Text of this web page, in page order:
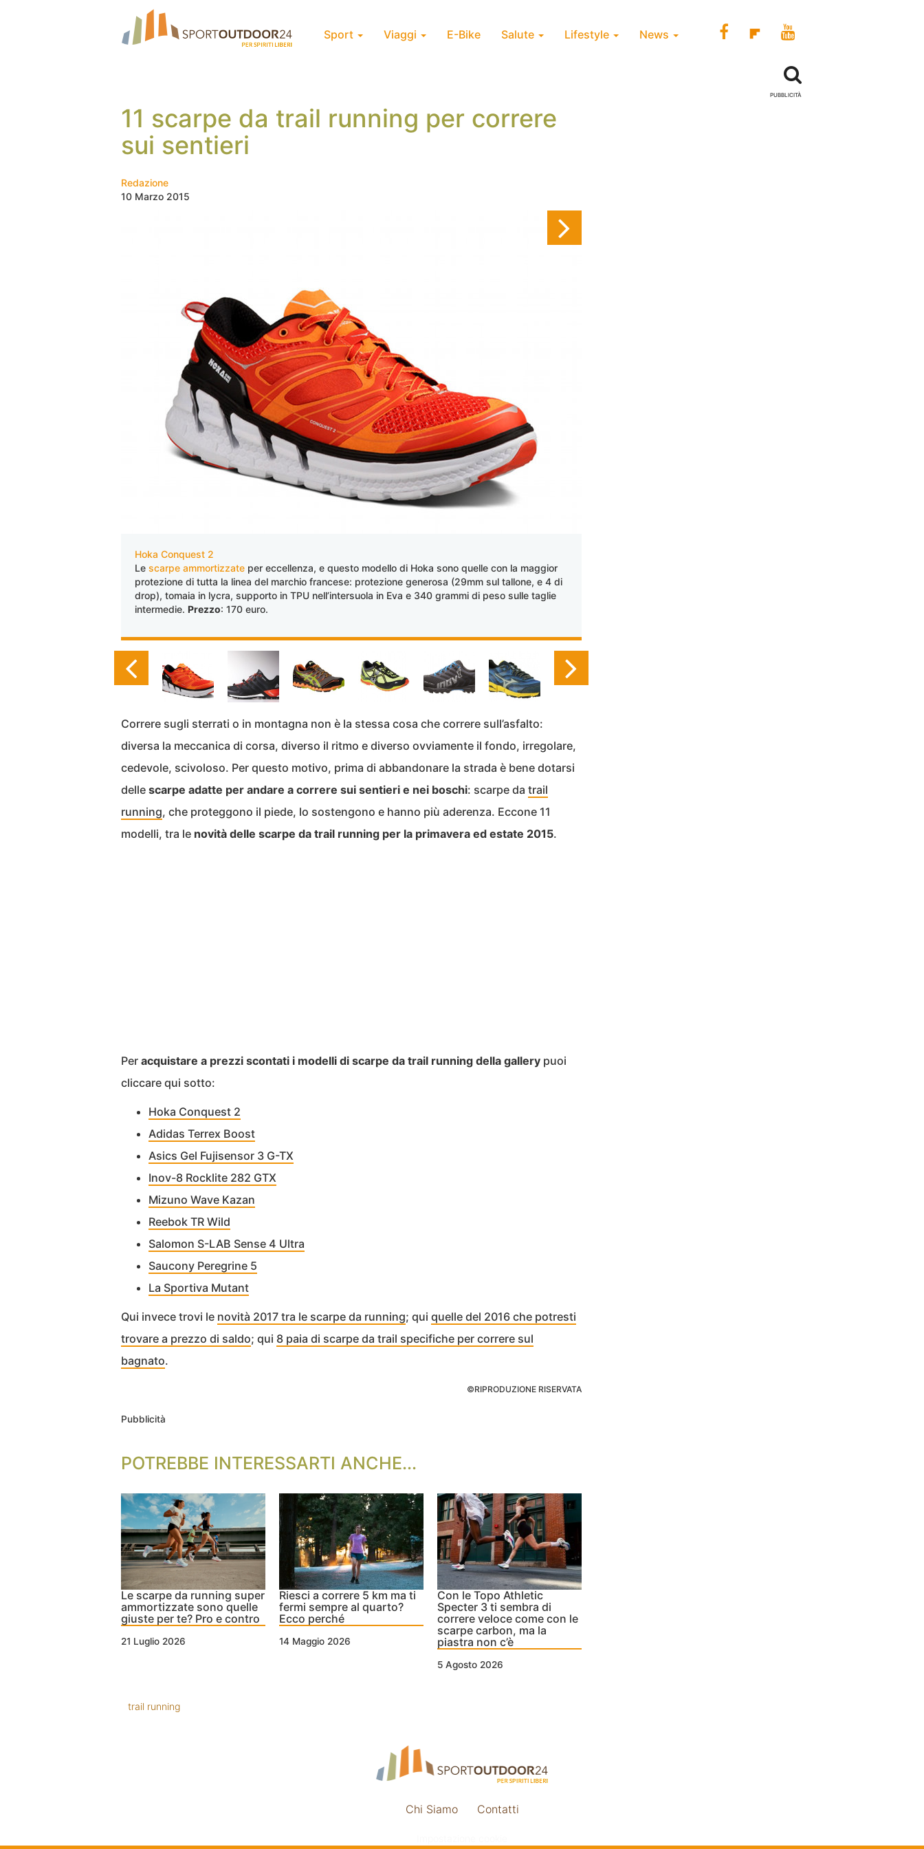
Sport Viaggi E-Bike Salute Lifestyle News
11 scarpe da trail running per correre
sui sentieri
Redazione
10 Marzo 2015
Hoka Conquest 2
Le scarpe ammortizzate per eccellenza, e questo modello di Hoka sono quelle con la maggior
protezione di tutta la linea del marchio francese: protezione generosa (29mm sul tallone, e 4 di
drop), tomaia in lycra, supporto in TPU nell’intersuola in Eva e 340 grammi di peso sulle taglie
intermedie. Prezzo: 170 euro.
Correre sugli sterrati o in montagna non è la stessa cosa che correre sull’asfalto:
diversa la meccanica di corsa, diverso il ritmo e diverso ovviamente il fondo, irregolare,
cedevole, scivoloso. Per questo motivo, prima di abbandonare la strada è bene dotarsi
delle scarpe adatte per andare a correre sui sentieri e nei boschi: scarpe da trail
running, che proteggono il piede, lo sostengono e hanno più aderenza. Eccone 11
modelli, tra le novità delle scarpe da trail running per la primavera ed estate 2015.
Per acquistare a prezzi scontati i modelli di scarpe da trail running della gallery puoi
cliccare qui sotto:
Hoka Conquest 2
Adidas Terrex Boost
Asics Gel Fujisensor 3 G-TX
Inov-8 Rocklite 282 GTX
Mizuno Wave Kazan
Reebok TR Wild
Salomon S-LAB Sense 4 Ultra
Saucony Peregrine 5
La Sportiva Mutant
Qui invece trovi le novità 2017 tra le scarpe da running; qui quelle del 2016 che potresti
trovare a prezzo di saldo; qui 8 paia di scarpe da trail specifiche per correre sul
bagnato.
©RIPRODUZIONE RISERVATA
Pubblicità
POTREBBE INTERESSARTI ANCHE...
Le scarpe da running super
ammortizzate sono quelle
giuste per te? Pro e contro
21 Luglio 2026
Riesci a correre 5 km ma ti
fermi sempre al quarto?
Ecco perché
14 Maggio 2026
Con le Topo Athletic
Specter 3 ti sembra di
correre veloce come con le
scarpe carbon, ma la
piastra non c’è
5 Agosto 2026
trail running
PUBBLICITÀ
Chi Siamo Contatti